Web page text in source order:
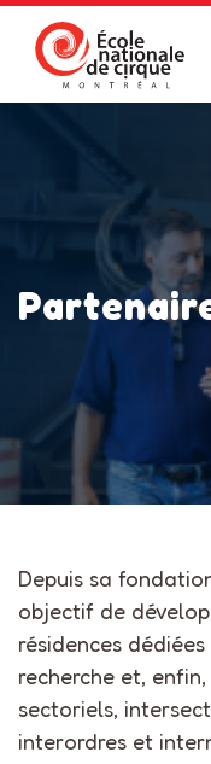
Depuis sa
objectif de
résidences
recherche et,
sectoriels,
interordres et